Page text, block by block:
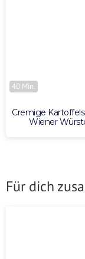
40 Min.
Cremige
Wiener
Für dich